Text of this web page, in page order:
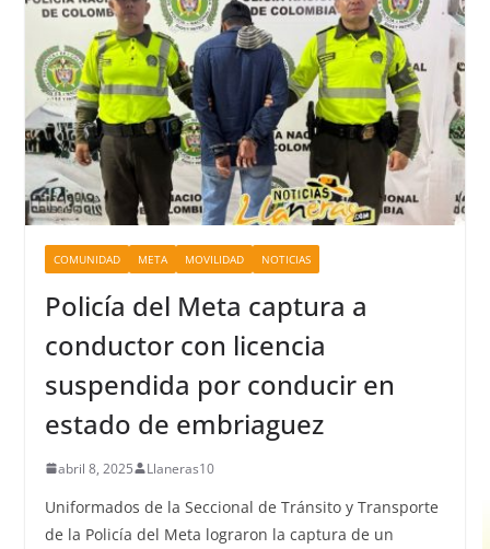
COMUNIDAD META MOVILIDAD NOTICIAS
Policía del Meta captura a
conductor con licencia
suspendida por conducir en
estado de embriaguez
abril 8, 2025 Llaneras10
Uniformados de la Seccional de Tránsito y Transporte
de la Policía del Meta lograron la captura de un